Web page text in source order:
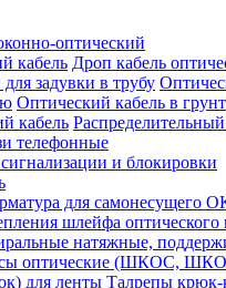
оптический
кабель Дроп кабель
задувки в трубу
Оптический кабель в грунт
кабель
телефонные
и блокировки
для самонесущего
шлейфа
натяжные,
оптические (ШКОС,
для ленты Талрепы